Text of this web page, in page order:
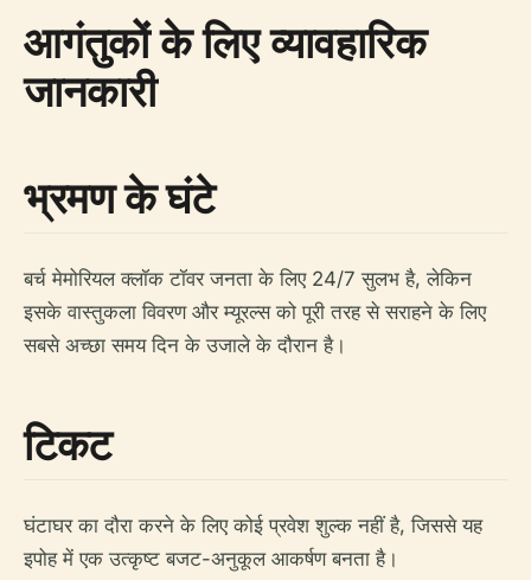
आगंतुकों के लिए व्यावहारिक
जानकारी
भ्रमण के घंटे
बर्च मेमोरियल क्लॉक टॉवर जनता के लिए 24/7 सुलभ है, लेकिन
इसके वास्तुकला विवरण और म्यूरल्स को पूरी तरह से सराहने के लिए
सबसे अच्छा समय दिन के उजाले के दौरान है।
टिकट
घंटाघर का दौरा करने के लिए कोई प्रवेश शुल्क नहीं है, जिससे यह
इपोह में एक उत्कृष्ट बजट-अनुकूल आकर्षण बनता है।